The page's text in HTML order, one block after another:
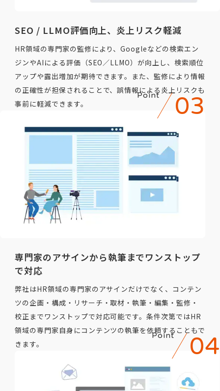
SEO / LLMO評価向上、炎上リスク軽減
HR領域の専門家の監修により、Googleなどの検索エン
ジンやAIによる評価（SEO／LLMO）が向上し、検索順位
アップや露出増加が期待できます。また、監修により情報
の正確性が担保されることで、誤情報による炎上リスクも
事前に軽減できます。
Point
専門家のアサインから執筆までワンストップ
で対応
弊社はHR領域の専門家のアサインだけでなく、コンテン
ツの企画・構成・リサーチ・取材・執筆・編集・監修・
校正までワンストップで対応可能です。条件次第ではHR
領域の専門家自身にコンテンツの執筆を依頼することもで
きます。
Point